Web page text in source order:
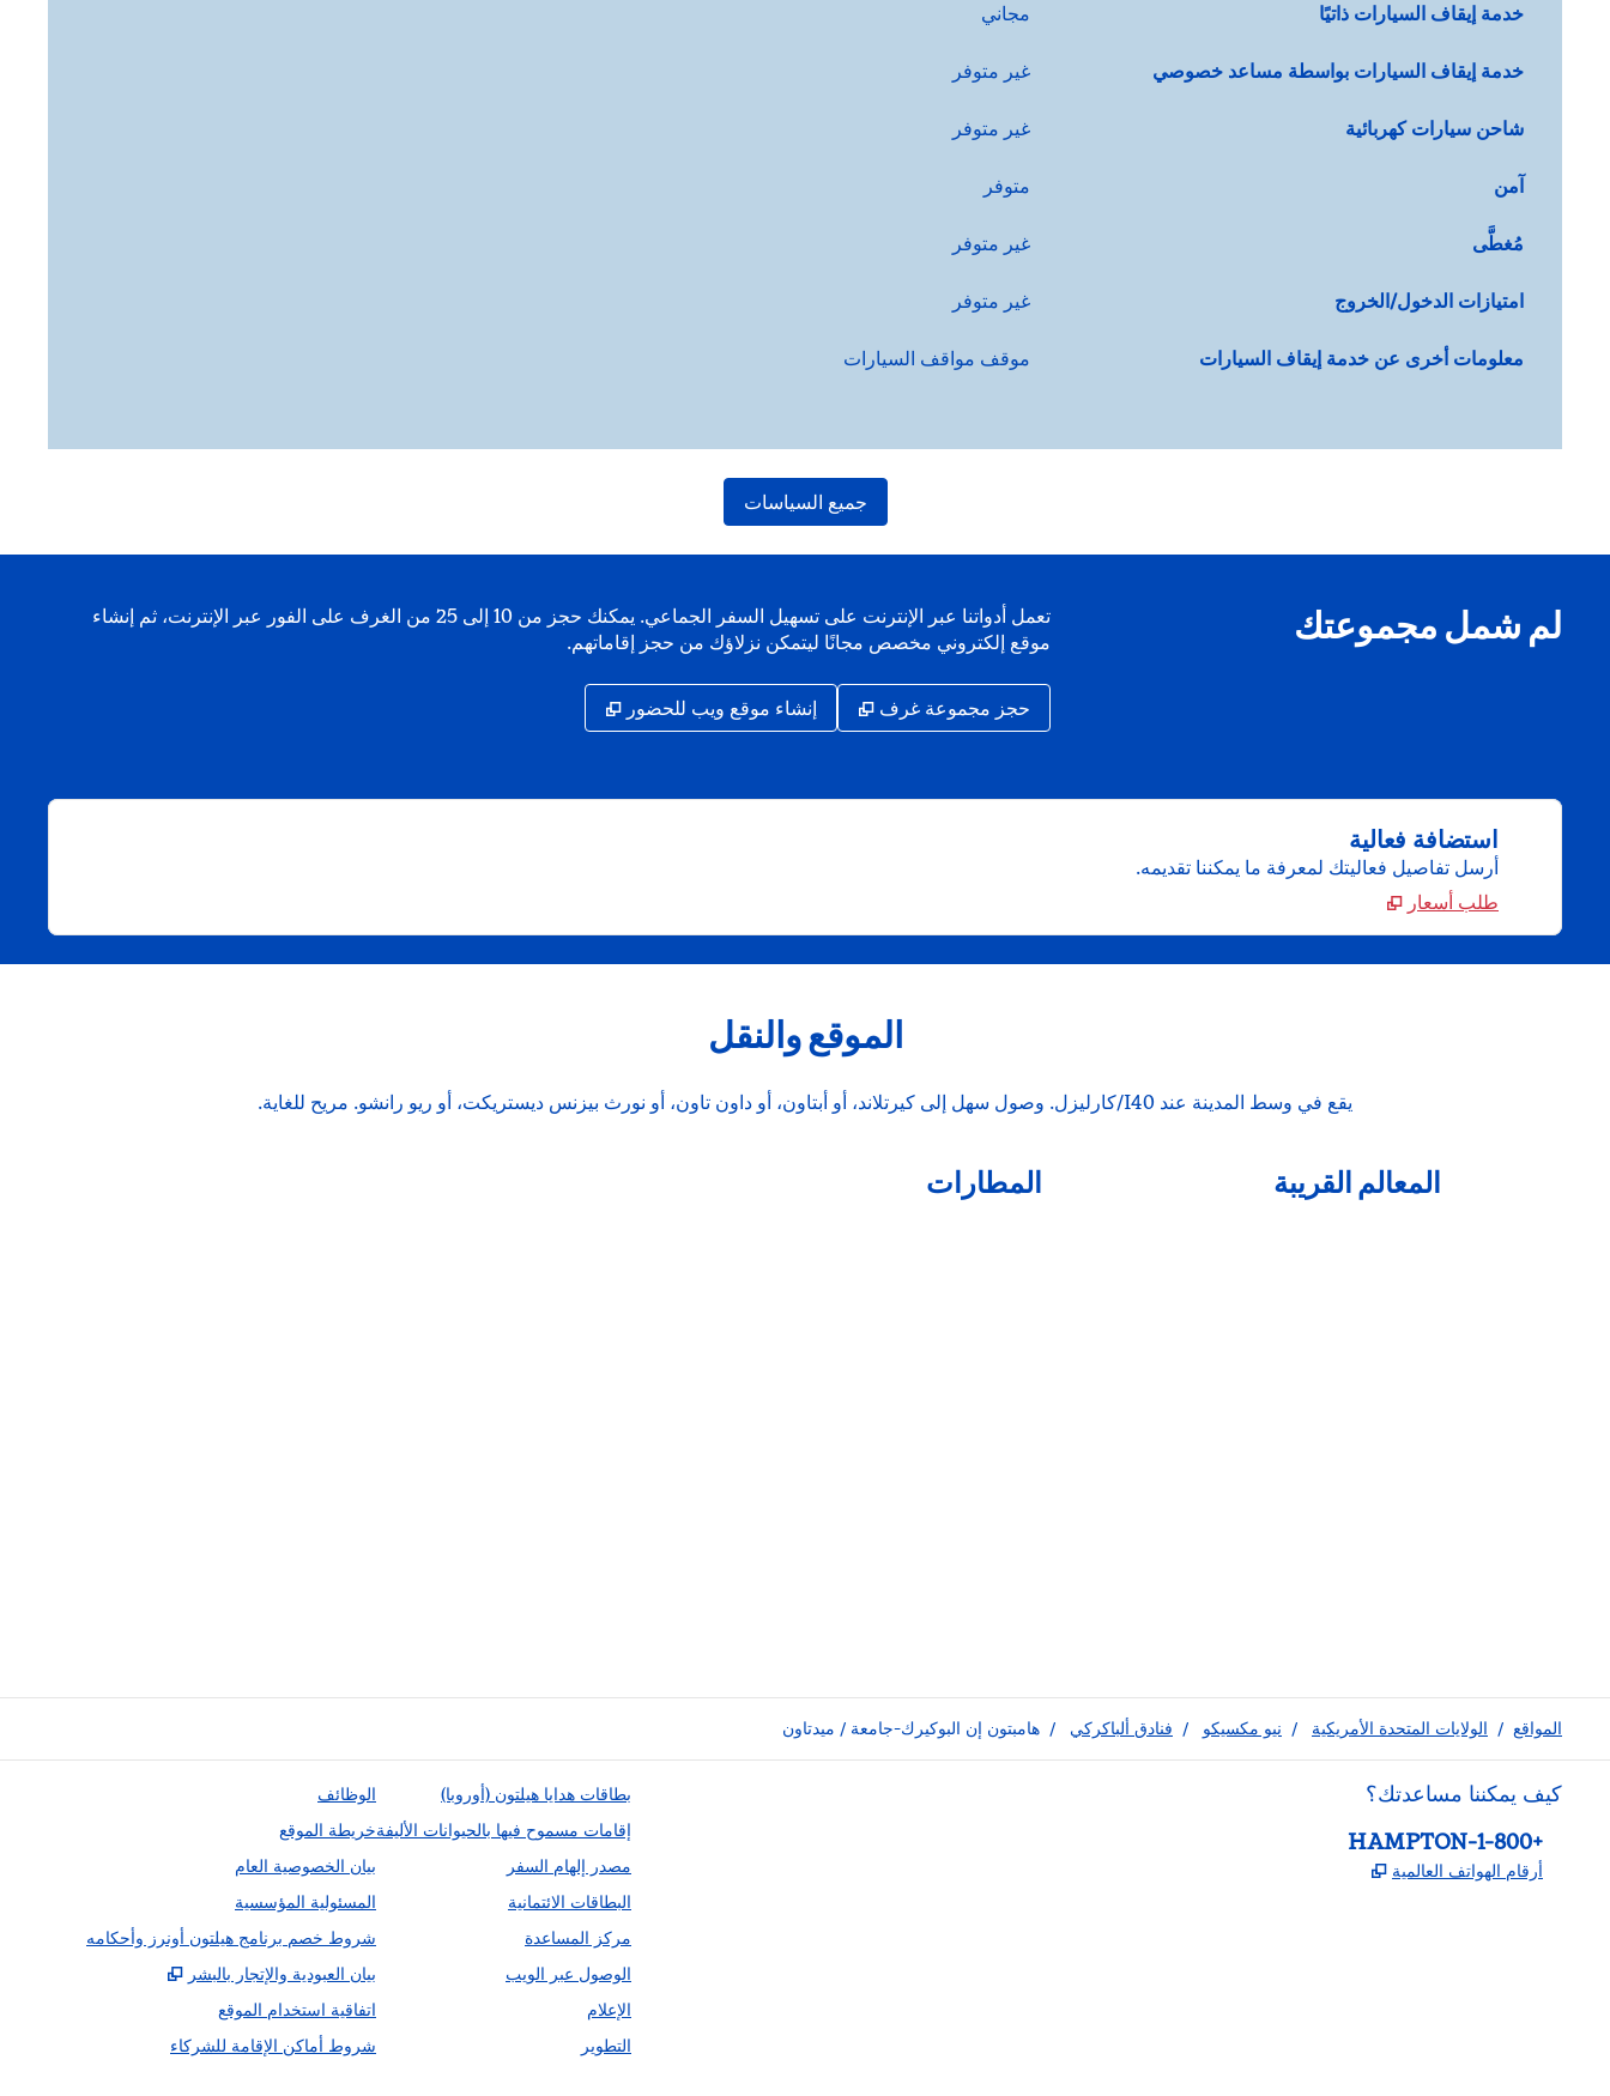
خدمة إيقاف السيارات ذاتيًا مجاني
خدمة إيقاف السيارات بواسطة مساعد خصوصي غير متوفر
شاحن سيارات كهربائية غير متوفر
آمن متوفر
مُغطَّى غير متوفر
امتيازات الدخول/الخروج غير متوفر
معلومات أخرى عن خدمة إيقاف السيارات موقف مواقف السيارات
جميع السياسات
لم شمل مجموعتك
تعمل أدواتنا عبر الإنترنت على تسهيل السفر الجماعي. يمكنك حجز من 10 إلى 25 من الغرف على الفور عبر الإنترنت، ثم إنشاء
موقع إلكتروني مخصص مجانًا ليتمكن نزلاؤك من حجز إقاماتهم.
حجز مجموعة غرف , يفتح علامة تبويب جديدة
إنشاء موقع ويب للحضور ,
استضافة فعالية
أرسل تفاصيل فعاليتك لمعرفة ما يمكننا تقديمه.
طلب أسعار
الموقع والنقل
يقع في وسط المدينة عند I40/كارليزل. وصول سهل إلى كيرتلاند، أو أبتاون، أو داون تاون، أو نورث بيزنس ديستريكت، أو ريو رانشو. مريح للغاية.
المعالم القريبة المطارات
المواقع / الولايات المتحدة الأمريكية / نيو مكسيكو / فنادق ألباكركي / هامبتون إن البوكيرك-جامعة / ميدتاون
كيف يمكننا مساعدتك؟
الهاتف:
+1-800-HAMPTON
أرقام الهواتف العالمية
بطاقات هدايا هيلتون (أوروبا)
إقامات مسموح فيها بالحيوانات الأليفة
مصدر إلهام السفر
البطاقات الائتمانية
مركز المساعدة
الوصول عبر الويب
الإعلام
التطوير
الوظائف
خريطة الموقع
بيان الخصوصية العام
المسئولية المؤسسية
شروط خصم برنامج هيلتون أونرز وأحكامه
بيان العبودية والإتجار بالبشر
اتفاقية استخدام الموقع
شروط أماكن الإقامة للشركاء